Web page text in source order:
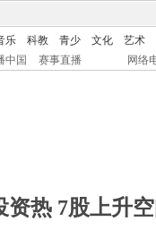
乐 科教 青少 文化
艺术
中国 赛事直播 网络
资热 7股上升